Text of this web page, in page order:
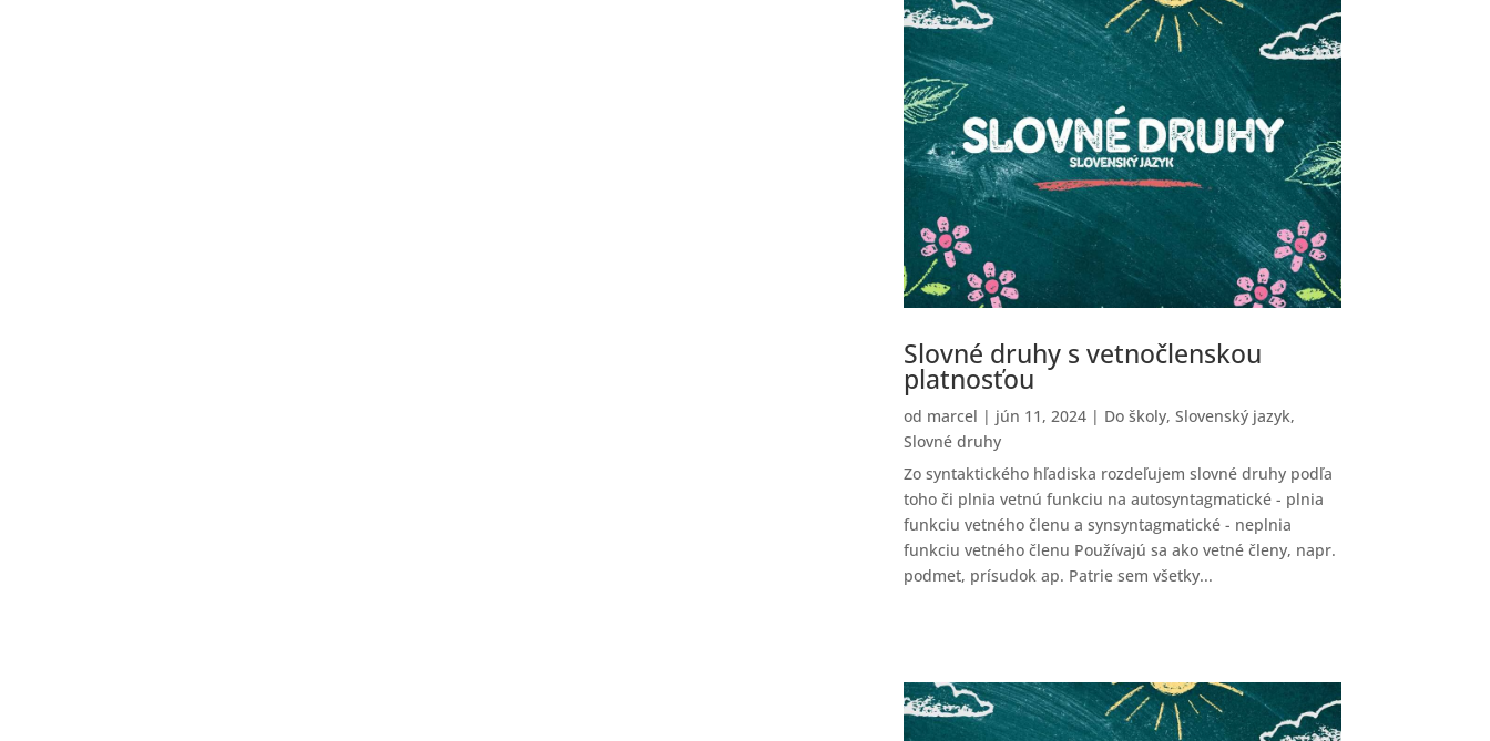
Slovné druhy s vetnočlenskou
platnosťou
od marcel | jún 11, 2024| Do školy, Slovenský jazyk,
Slovné druhy
Zo syntaktického hľadiska rozdeľujem slovné druhy podľa
toho či plnia vetnú funkciu na autosyntagmatické - plnia
funkciu vetného členu a synsyntagmatické - neplnia
funkciu vetného členu Používajú sa ako vetné členy, napr.
podmet, prísudok ap. Patrie sem všetky...